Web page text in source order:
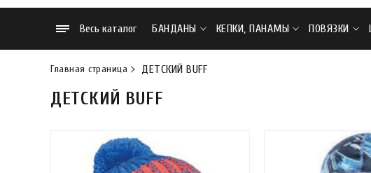
Весь каталог БАНДАНЫ КЕПКИ, ПАНАМЫ ПОВЯЗКИ
Главная страница ДЕТСКИЙ BUFF
ДЕТСКИЙ BUFF